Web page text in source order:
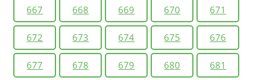
667 668 669 670 671
672 673 674 675 676
677 678 679 680 681